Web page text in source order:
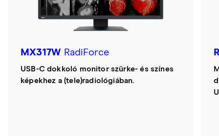
MX317W RadiForce
USB-C dokkoló monitor szürke- és színes
képekhez a (tele)radiológiában.